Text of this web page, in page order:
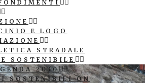
E LOGO
STRADALE
SOSTENIBILE
2030
SOSTENIBILI ON